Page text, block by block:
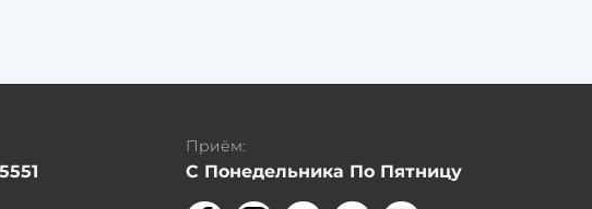
Приём:
С Понедельника По Пятницу